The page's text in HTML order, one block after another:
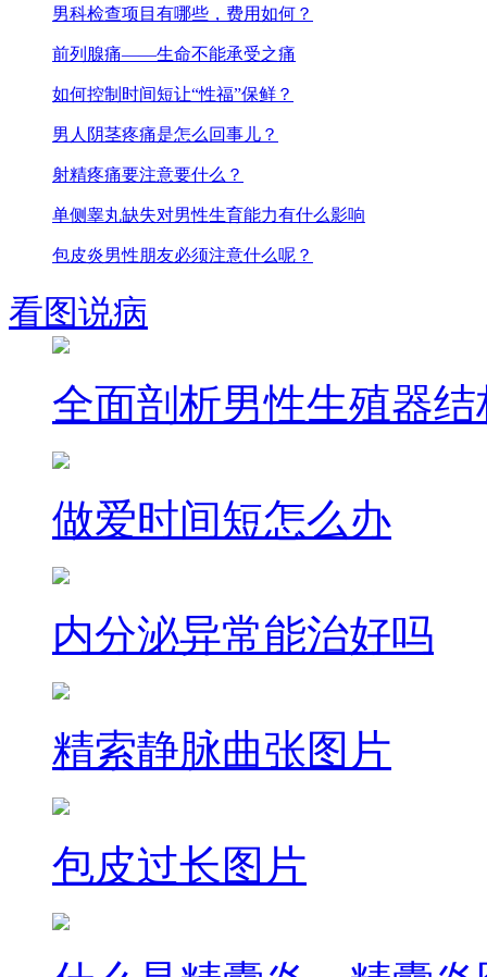
男科检查项目有哪些，费用如何？
前列腺痛——生命不能承受之痛
如何控制时间短让“性福”保鲜？
男人阴茎疼痛是怎么回事儿？
射精疼痛要注意要什么？
单侧睾丸缺失对男性生育能力有什么影响
包皮炎男性朋友必须注意什么呢？
看图说病
全面剖析男性生殖器结
做爱时间短怎么办
内分泌异常能治好吗
精索静脉曲张图片
包皮过长图片